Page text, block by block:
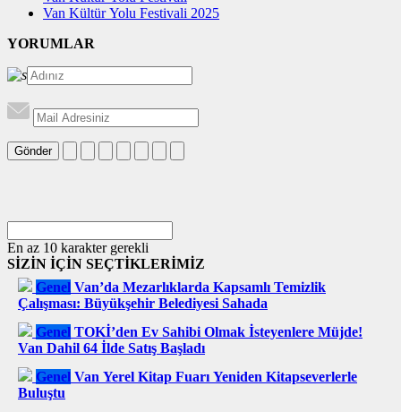
Van Kültür Yolu Festivali 2025
YORUMLAR
Gönder
En az 10 karakter gerekli
SİZİN İÇİN SEÇTİKLERİMİZ
Genel Van’da Mezarlıklarda Kapsamlı Temizlik
Çalışması: Büyükşehir Belediyesi Sahada
Genel TOKİ’den Ev Sahibi Olmak İsteyenlere Müjde!
Van Dahil 64 İlde Satış Başladı
Genel Van Yerel Kitap Fuarı Yeniden Kitapseverlerle
Buluştu